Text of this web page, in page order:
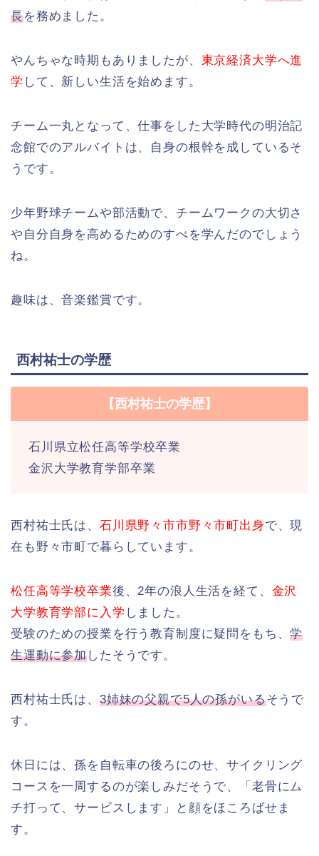
長を務めました。
やんちゃな時期もありましたが、 東京経済大学へ進
学 して、新しい生活を始めます。
チーム一丸となって、仕事をした大学時代の明治記
念館でのアルバイトは、自身の根幹を成しているそ
うです。
少年野球チームや部活動で、チームワークの大切さ
や自分自身を高めるためのすべを学んだのでしょう
ね。
趣味は、音楽鑑賞です。
西村祐士の学歴
【西村祐士の学歴】
石川県立松任高等学校卒業
金沢大学教育学部卒業
西村祐士氏は、 石川県野々市市野々市町出身で、現
在も野々市町で暮らしています。
松任高等学校卒業後、2年の浪人生活を経て、 金沢
大学教育学部に入学 しました。
受験のための授業を行う教育制度に疑問をもち、学
生運動に参加したそうです。
西村祐士氏は、 3姉妹の父親で5人の孫がいるそうで
す。
休日には、孫を自転車の後ろにのせ、サイクリング
コースを一周するのが楽しみだそうで、「老骨にム
チ打って、サービスします」と顔をほころばせま
す。